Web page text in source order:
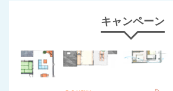
キャンペーン